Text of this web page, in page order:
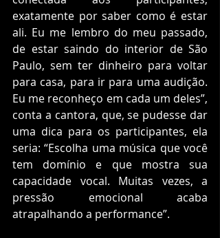
exatamente por saber como é estar
ali. Eu me lembro do meu passado,
de estar saindo do interior de São
Paulo, sem ter dinheiro para voltar
para casa, para ir para uma audição.
Eu me reconheço em cada um deles”,
conta a cantora, que, se pudesse dar
uma dica para os participantes, ela
seria: “Escolha uma música que você
tem domínio e que mostra sua
capacidade vocal. Muitas vezes, a
pressão emocional acaba
atrapalhando a performance”.